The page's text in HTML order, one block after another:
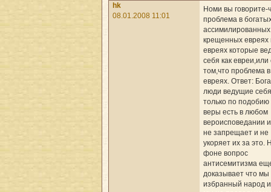
hk
08.01.2008 11:01
Номи вы говорите-
проблема в
ассимилированных
крещенных евреях
евреях которые
себя как евреи,или
том,что проблема
евреях. Ответ:
люди ведущие себя
только по подобию
веры есть в любом
вероисповедании
не запрещает и не
укоряет их за это.
фоне вопрос
антисемитизма
доказывает что мы
избранный народ